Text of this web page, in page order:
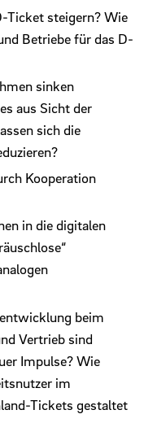
Ticket steigern? Wie
Betriebe für das D-
sinken
aus Sicht der
sich die
Kooperation
in die digitalen
beim
Vertrieb sind
Impulse? Wie
im
Tickets gestaltet